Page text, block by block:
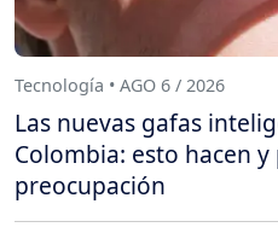
Tecnología • AGO 6 / 2026
Las nuevas gafas
Colombia: esto hacen
preocupación